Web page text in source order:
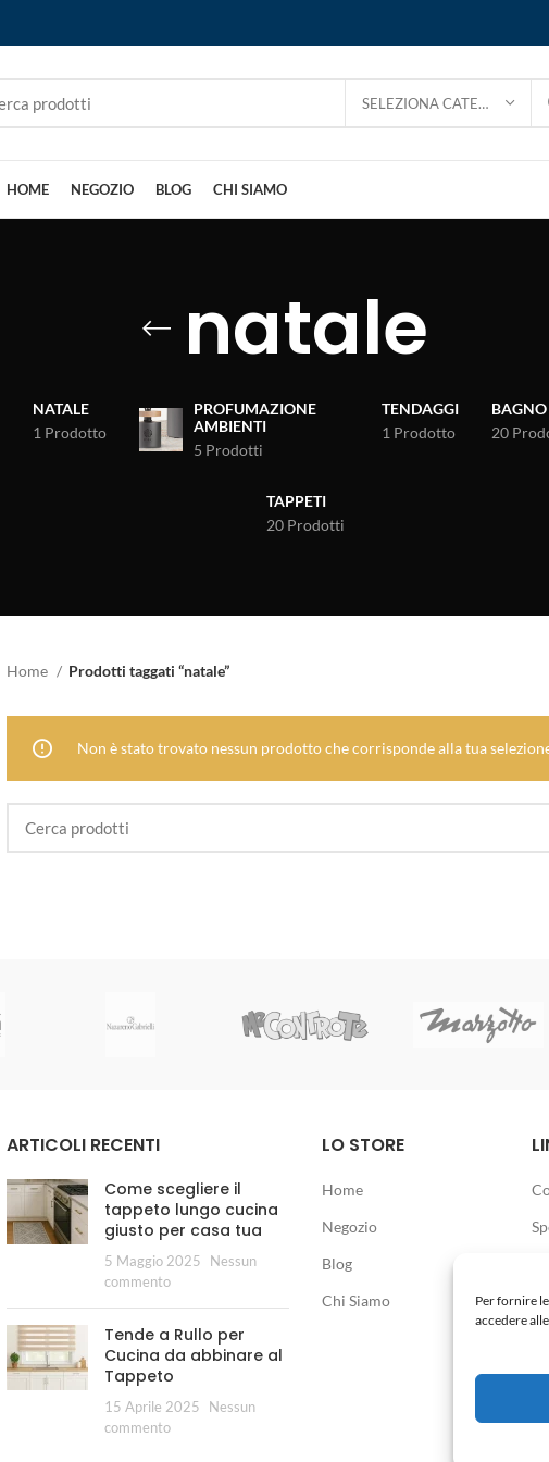
Per fornire
accedere
SELEZIONA CATEGORIA
HOME NEGOZIO BLOG CHI SIAMO
natale
NATALE
1 Prodotto
PROFUMAZIONE
AMBIENTI
5 Prodotti
TENDAGGI
1 Prodotto
BAGNO
20
TAPPETI
20 Prodotti
Home Prodotti taggati “natale”
Non è stato trovato nessun prodotto che corrisponde alla tua
ARTICOLI RECENTI
Come scegliere il
tappeto lungo cucina
giusto per casa tua
5 Maggio 2025
Nessun
commento
Tende a Rullo per
Cucina da abbinare al
Tappeto
15 Aprile 2025
Nessun
commento
LO STORE
Home
Negozio
Blog
Chi Siamo